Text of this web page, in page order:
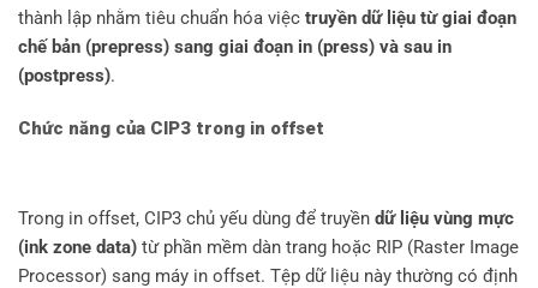
thành lập nhằm tiêu chuẩn hóa việc truyền dữ liệu từ giai đoạn
chế bản (prepress) sang giai đoạn in (press) và sau in
(postpress).
Chức năng của CIP3 trong in offset
Trong in offset, CIP3 chủ yếu dùng để truyền dữ liệu vùng mực
(ink zone data) từ phần mềm dàn trang hoặc RIP (Raster Image
Processor) sang máy in offset. Tệp dữ liệu này thường có định